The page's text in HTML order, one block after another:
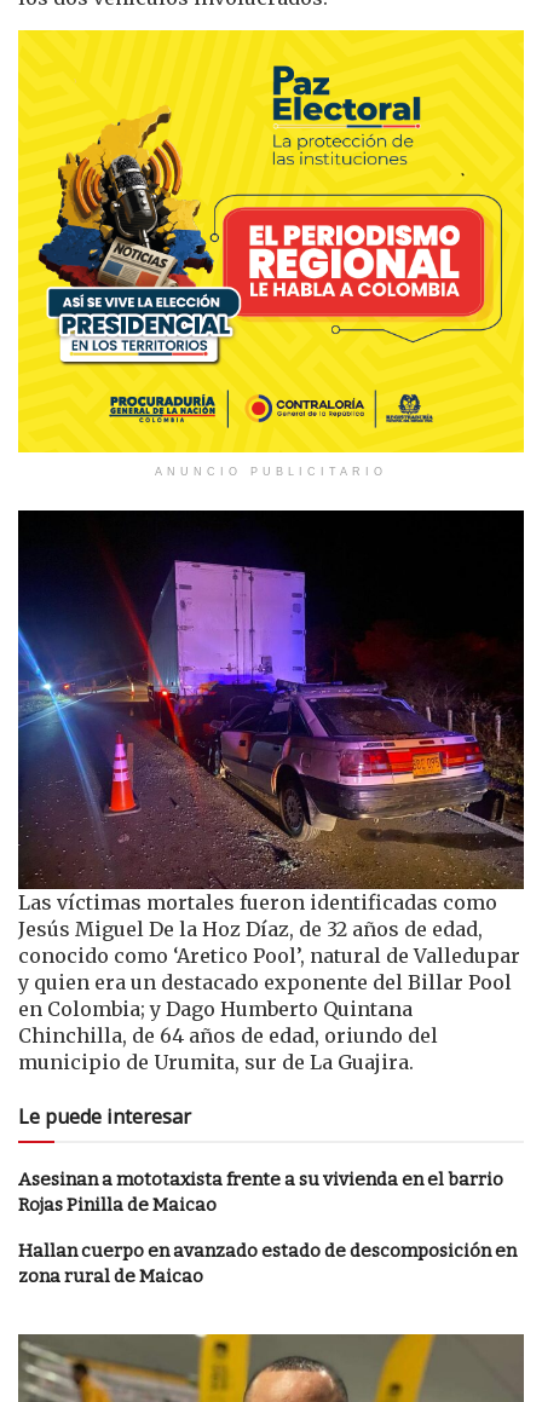
ANUNCIO PUBLICITARIO
Las víctimas mortales fueron identificadas como
Jesús Miguel De la Hoz Díaz, de 32 años de edad,
conocido como ‘Aretico Pool’, natural de Valledupar
y quien era un destacado exponente del Billar Pool
en Colombia; y Dago Humberto Quintana
Chinchilla, de 64 años de edad, oriundo del
municipio de Urumita, sur de La Guajira.
Le puede interesar
Asesinan a mototaxista frente a su vivienda en el barrio
Rojas Pinilla de Maicao
Hallan cuerpo en avanzado estado de descomposición en
zona rural de Maicao